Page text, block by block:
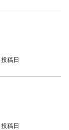
投稿日
投稿日